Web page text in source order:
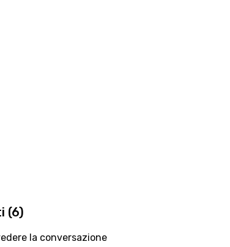
(6)
la conversazione